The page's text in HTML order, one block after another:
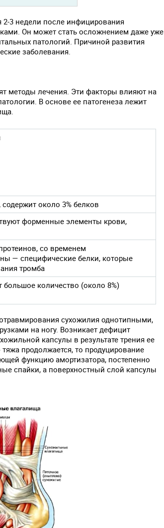
2-3 недели после инфицирования
Он может стать осложнением даже уже
патологий. Причиной развития
заболевания.
методы лечения. Эти факторы влияют на
В основе ее патогенеза лежит
около 3% белков
форменные элементы крови,
со временем
— специфические белки, которые
тромба
большое количество (около 8%)
сухожилия однотипными,
на ногу. Возникает дефицит
капсулы в результате трения ее
продолжается, то продуцирование
функцию амортизатора, постепенно
спайки, а поверхностный слой капсулы